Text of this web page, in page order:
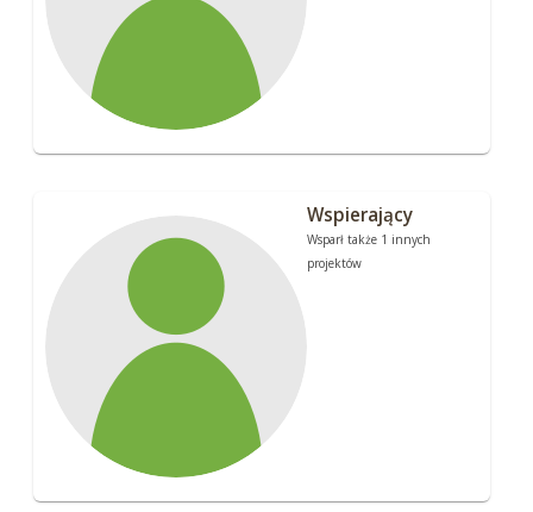
Wspierający
Wsparł także 1 innych
projektów